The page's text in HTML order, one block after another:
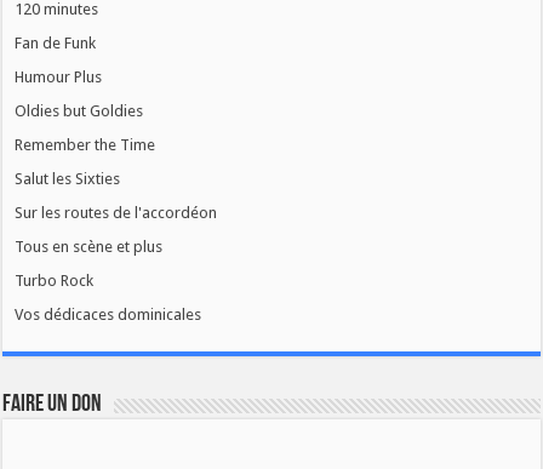
120 minutes
Fan de Funk
Humour Plus
Oldies but Goldies
Remember the Time
Salut les Sixties
Sur les routes de l'accordéon
Tous en scène et plus
Turbo Rock
Vos dédicaces dominicales
FAIRE UN DON